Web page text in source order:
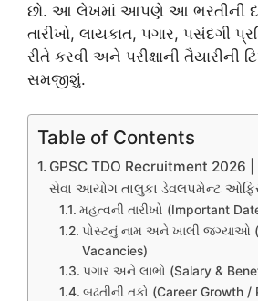
છો. આ લેખમાં આપણે આ ભરતીની
તારીખો, લાયકાત, પગાર, પસંદગી
રીતે કરવી અને પરીક્ષાની તૈયારીની
સમજીશું.
Table of Contents
GPSC TDO Recruitment 2026
સેવા આયોગ તાલુકા ડેવલપમેન્ટ
મહત્વની તારીખો (Important
પોસ્ટનું નામ અને ખાલી જગ્યાઓ
Vacancies)
પગાર અને લાભો (Salary &
બઢતીની તકો (Career Growth /